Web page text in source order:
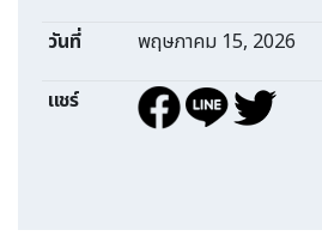
วันที่ พฤษภาคม 15, 2026
แชร์